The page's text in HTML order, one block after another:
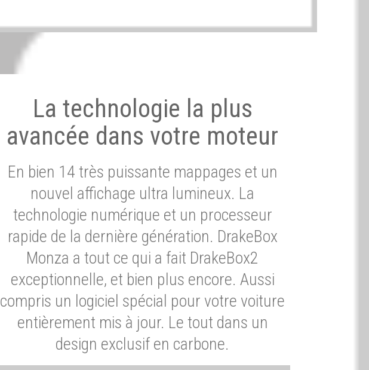
La technologie la plus
avancée dans votre moteur
En bien 14 très puissante mappages et un
nouvel affichage ultra lumineux. La
technologie numérique et un processeur
rapide de la dernière génération. DrakeBox
Monza a tout ce qui a fait DrakeBox2
exceptionnelle, et bien plus encore. Aussi
compris un logiciel spécial pour votre voiture
entièrement mis à jour. Le tout dans un
design exclusif en carbone.